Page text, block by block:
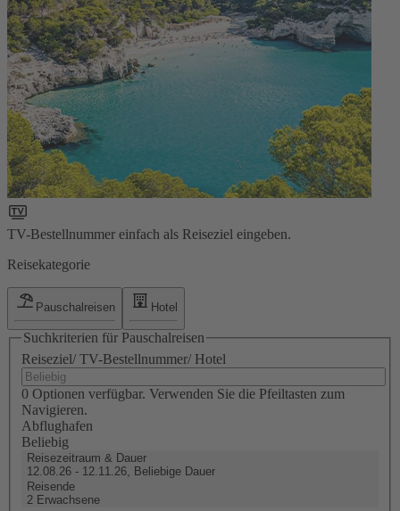
TV-Bestellnummer einfach als Reiseziel eingeben.
Reisekategorie
Pauschalreisen Hotel
Suchkriterien für Pauschalreisen
Reiseziel/ TV-Bestellnummer/ Hotel
0 Optionen verfügbar. Verwenden Sie die Pfeiltasten zum
Navigieren.
Abflughafen
Beliebig
Reisezeitraum & Dauer
12.08.26 - 12.11.26, Beliebige Dauer
Reisende
2 Erwachsene